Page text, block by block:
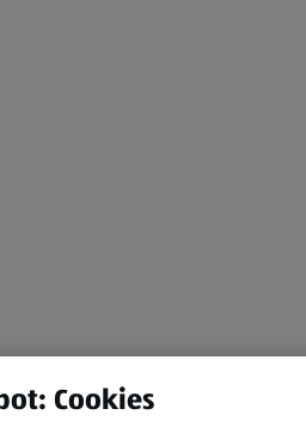
Cookies